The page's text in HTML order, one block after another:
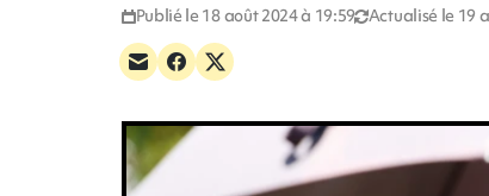
Publié le 18 août 2024 à 19:59 Actualisé le 19